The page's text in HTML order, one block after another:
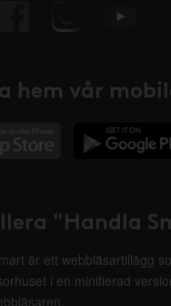
hem vår
"Handla
är ett webbläsartillägg
i en minifierad